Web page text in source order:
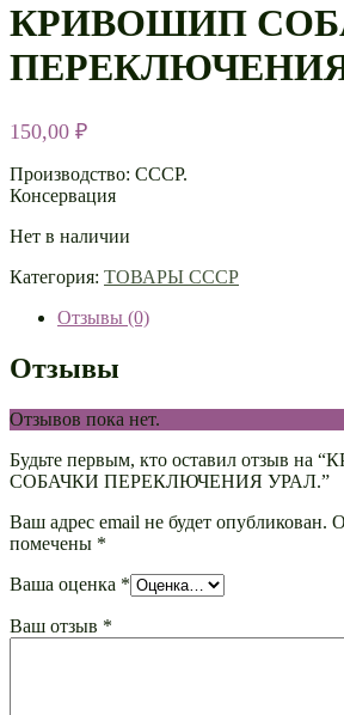
КРИВОШИП
150,00 ₽
Производство: СССР.
Консервация
Нет в наличии
Категория: ТОВАРЫ СССР
Отзывы (0)
Отзывы
Отзывов пока нет.
Будьте первым, кто оставил отзыв
СОБАЧКИ ПЕРЕКЛЮЧЕНИЯ УРАЛ.”
Ваш адрес email не будет опубликован.
помечены *
Ваша оценка *
Ваш отзыв *